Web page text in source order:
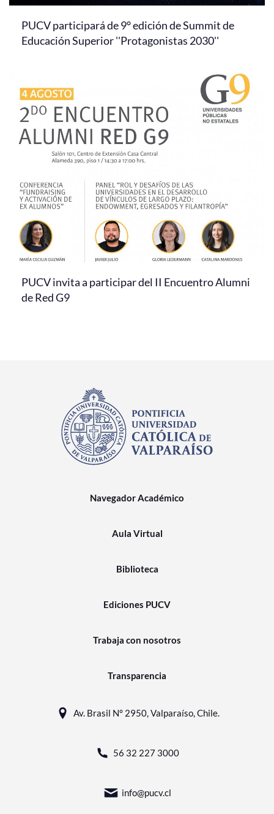
PUCV participará de 9° edición de Summit de
Educación Superior ''Protagonistas 2030''
PUCV invita a participar del II Encuentro Alumni
de Red G9
Navegador Académico
Aula Virtual
Biblioteca
Ediciones PUCV
Trabaja con nosotros
Transparencia
Av. Brasil N° 2950, Valparaíso, Chile.
56 32 227 3000
info@pucv.cl